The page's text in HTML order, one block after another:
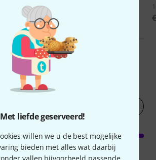
Met liefde geserveerd!
willen we u de best mogelijke
bieden met alles wat daarbij
vallen bijvoorbeeld passende
16:9
€ 1.659